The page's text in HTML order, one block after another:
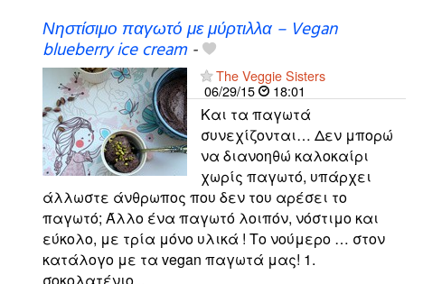
Νηστίσιμο παγωτό με μύρτιλλα – Vegan
blueberry ice cream-
The Veggie Sisters
06/29/15
18:01
Και τα παγωτά
συνεχίζονται… Δεν μπορώ
να διανοηθώ καλοκαίρι
χωρίς παγωτό, υπάρχει
άλλωστε άνθρωπος που δεν του αρέσει το
παγωτό; Άλλο ένα παγωτό λοιπόν, νόστιμο και
εύκολο, με τρία μόνο υλικά ! Το νούμερο … στον
κατάλογο με τα vegan παγωτά μας! 1.